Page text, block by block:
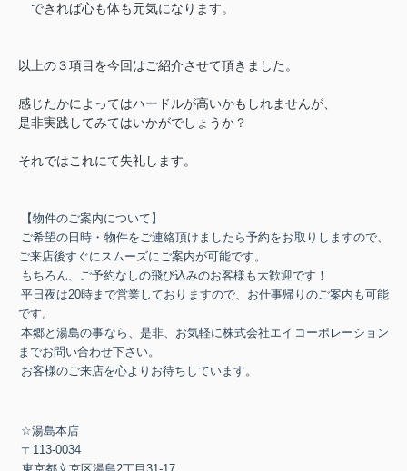
できれば心も体も元気になります。
以上の３項目を今回はご紹介させて頂きました。
感じたかによってはハードルが高いかもしれませんが、
是非実践してみてはいかがでしょうか？
それではこれにて失礼します。
【物件のご案内について】
ご希望の日時・物件をご連絡頂けましたら予約をお取りしますので、
ご来店後すぐにスムーズにご案内が可能です。
もちろん、ご予約なしの飛び込みのお客様も大歓迎です！
平日夜は20時まで営業しておりますので、お仕事帰りのご案内も可能
です。
本郷と湯島の事なら、是非、お気軽に株式会社エイコーポレーション
までお問い合わせ下さい。
お客様のご来店を心よりお待ちしています。
☆湯島本店
〒 113-0034